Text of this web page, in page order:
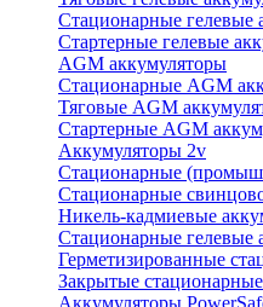
Стационарные гелевые
Стартерные гелевые
AGM аккумуляторы
Стационарные AGM
Тяговые AGM
Стартерные AGM
Аккумуляторы 2v
Стационарные
Стационарные
Никель-кадмиевые
Стационарные гелевые
Герметизированные
Закрытые
Аккумуляторы